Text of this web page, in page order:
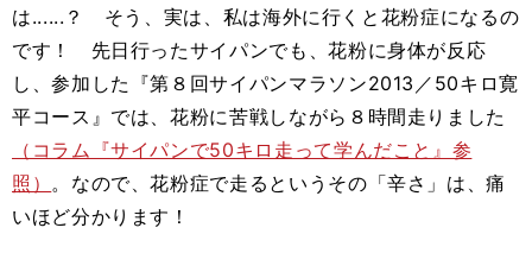
は......？ そう、実は、私は海外に行くと花粉症になるの
です！ 先日行ったサイパンでも、花粉に身体が反応
し、参加した『第８回サイパンマラソン2013／50キロ寛
平コース』では、花粉に苦戦しながら８時間走りました
（コラム『サイパンで50キロ走って学んだこと』参
照） 。なので、花粉症で走るというその「辛さ」は、痛
いほど分かります！